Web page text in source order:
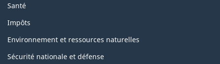
Santé
Impôts
Environnement et ressources naturelles
Sécurité nationale et défense